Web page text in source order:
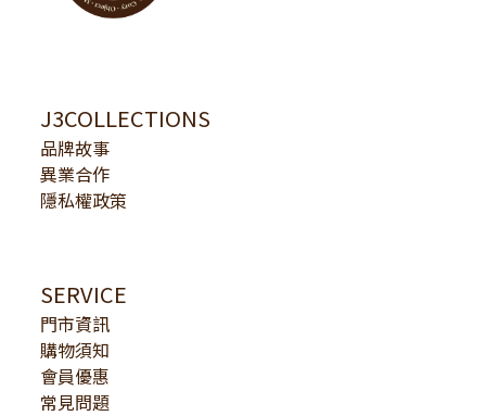
J3COLLECTIONS
品牌故事
異業合作
隱私權政策
SERVICE
門市資訊
購物須知
會員優惠
常見問題